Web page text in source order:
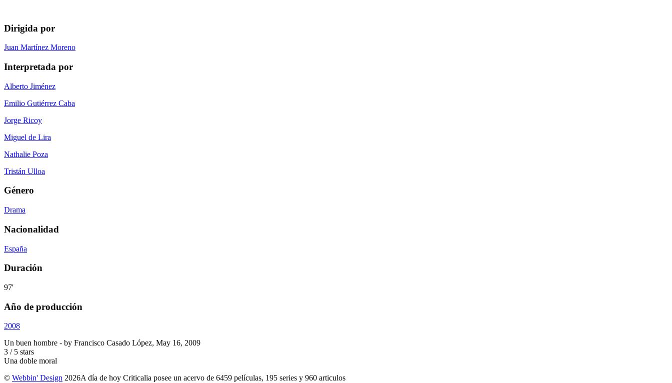
Dirigida por
Juan Martínez Moreno
Interpretada por
Alberto Jiménez
Emilio Gutiérrez Caba
Jorge Ricoy
Miguel de Lira
Nathalie Poza
Tristán Ulloa
Género
Drama
Nacionalidad
España
Duración
97'
Año de producción
2008
Un buen hombre - by Francisco Casado López, May 16, 2009
3 / 5 stars
Una doble moral
© Webbin' Design 2026A día de hoy Criticalia posee un acervo de 6459 películas, 195 series y 960 articulos